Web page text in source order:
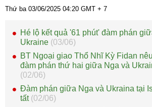
Thứ ba 03/06/2025 04:20 GMT + 7
Hé lộ kết quả '61 phút' đàm phán
Ukraine (03/06)
BT Ngoại giao Thổ Nhĩ Kỳ Fidan
đàm phán thứ hai giữa Nga và
(02/06)
Đàm phán giữa Nga và Ukraina tại
tất (02/06)